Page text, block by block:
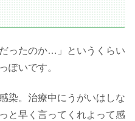
ったのか…」というくらい
ぽいです。
染。治療中にうがいはしな
と早く言ってくれよって感